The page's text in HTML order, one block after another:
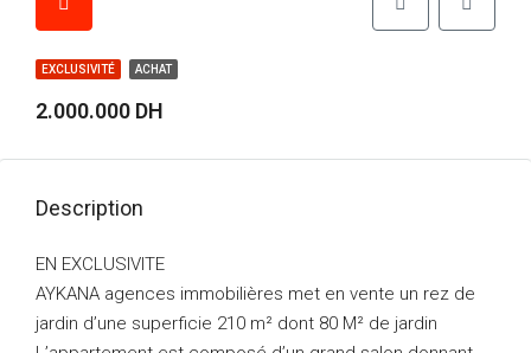
EXCLUSIVITÉ ACHAT
2.000.000 DH
Description
EN EXCLUSIVITE
AYKANA agences immobilières met en vente un rez de
jardin d’une superficie 210 m² dont 80 M² de jardin